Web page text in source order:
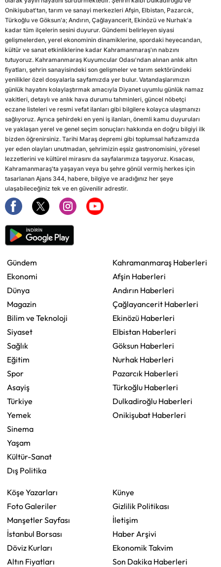
Onikişubat'tan, tarım ve sanayi merkezleri Afşin, Elbistan, Pazarcık,
Türkoğlu ve Göksun'a; Andırın, Çağlayancerit, Ekinözü ve Nurhak'a
kadar tüm ilçelerin sesini duyurur. Gündemi belirleyen siyasi
gelişmelerden, yerel ekonominin dinamiklerine, spordaki heyecandan,
kültür ve sanat etkinliklerine kadar Kahramanmaraş'ın nabzını
tutuyoruz. Kahramanmaraş Kuyumcular Odası'ndan alınan anlık altın
fiyatları, şehrin sanayisindeki son gelişmeler ve tarım sektöründeki
yenilikler özel dosyalarla sayfamızda yer bulur. Vatandaşlarımızın
günlük hayatını kolaylaştırmak amacıyla Diyanet uyumlu günlük namaz
vakitleri, detaylı ve anlık hava durumu tahminleri, güncel nöbetçi
eczane listeleri ve resmi vefat ilanları gibi bilgilere kolayca ulaşmanızı
sağlıyoruz. Ayrıca şehirdeki en yeni iş ilanları, önemli kamu duyuruları
ve yaklaşan yerel ve genel seçim sonuçları hakkında en doğru bilgiyi ilk
bizden öğrenirsiniz. Tarihi Maraş depremi gibi toplumsal hafızamızda
yer eden olayları unutmadan, şehrimizin eşsiz gastronomisini, yöresel
lezzetlerini ve kültürel mirasını da sayfalarımıza taşıyoruz. Kısacası,
Kahramanmaraş'ta yaşayan veya bu şehre gönül vermiş herkes için
tasarlanan Ajans 344, habere, bilgiye ve aradığınız her şeye
ulaşabileceğiniz tek ve en güvenilir adrestir.
Gündem
Ekonomi
Dünya
Magazin
Bilim ve Teknoloji
Siyaset
Sağlık
Eğitim
Spor
Asayiş
Türkiye
Yemek
Sinema
Yaşam
Kültür-Sanat
Dış Politika
Kahramanmaraş Haberleri
Afşin Haberleri
Andırın Haberleri
Çağlayancerit Haberleri
Ekinözü Haberleri
Elbistan Haberleri
Göksun Haberleri
Nurhak Haberleri
Pazarcık Haberleri
Türkoğlu Haberleri
Dulkadiroğlu Haberleri
Onikişubat Haberleri
Köşe Yazarları
Foto Galeriler
Manşetler Sayfası
İstanbul Borsası
Döviz Kurları
Altın Fiyatları
Künye
Gizlilik Politikası
İletişim
Haber Arşivi
Ekonomik Takvim
Son Dakika Haberleri